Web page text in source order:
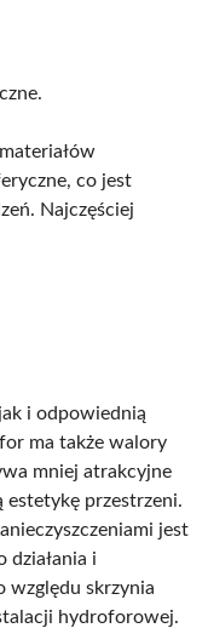
co jest
Najczęściej
i odpowiednią
ma także walory
mniej atrakcyjne
estetykę przestrzeni.
jest
działania i
względu skrzynia
hydroforowej.